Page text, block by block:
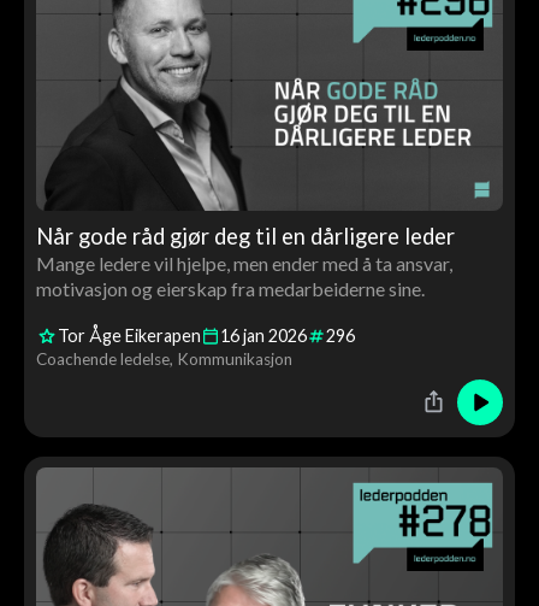
Når gode råd gjør deg til en dårligere leder
Mange ledere vil hjelpe, men ender med å ta ansvar,
motivasjon og eierskap fra medarbeiderne sine.
Tor Åge Eikerapen 16jan 2026 296
Coachende ledelse Kommunikasjon